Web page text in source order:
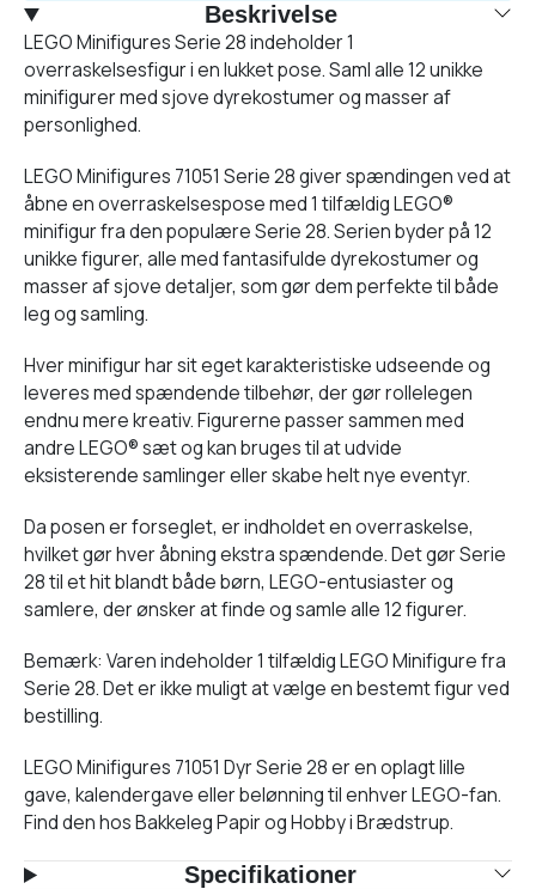
Beskrivelse
LEGO Minifigures Serie 28 indeholder 1
overraskelsesfigur i en lukket pose. Saml alle 12 unikke
minifigurer med sjove dyrekostumer og masser af
personlighed.
LEGO Minifigures 71051 Serie 28 giver spændingen ved at
åbne en overraskelsespose med 1 tilfældig LEGO®
minifigur fra den populære Serie 28. Serien byder på 12
unikke figurer, alle med fantasifulde dyrekostumer og
masser af sjove detaljer, som gør dem perfekte til både
leg og samling.
Hver minifigur har sit eget karakteristiske udseende og
leveres med spændende tilbehør, der gør rollelegen
endnu mere kreativ. Figurerne passer sammen med
andre LEGO® sæt og kan bruges til at udvide
eksisterende samlinger eller skabe helt nye eventyr.
Da posen er forseglet, er indholdet en overraskelse,
hvilket gør hver åbning ekstra spændende. Det gør Serie
28 til et hit blandt både børn, LEGO-entusiaster og
samlere, der ønsker at finde og samle alle 12 figurer.
Bemærk: Varen indeholder 1 tilfældig LEGO Minifigure fra
Serie 28. Det er ikke muligt at vælge en bestemt figur ved
bestilling.
LEGO Minifigures 71051 Dyr Serie 28 er en oplagt lille
gave, kalendergave eller belønning til enhver LEGO-fan.
Find den hos Bakkeleg Papir og Hobby i Brædstrup.
Specifikationer